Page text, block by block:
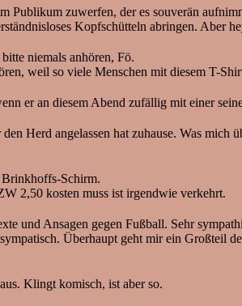
zuwerfen, der es souverän
Kopfschütteln abringen. Aber
niemals anhören, Fö.
weil so viele Menschen mit diesem T-
er an diesem Abend zufällig mit einer
Herd angelassen hat zuhause. Was
Schirm.
2,50 kosten muss ist irgendwie verkehrt.
und Ansagen gegen Fußball. Sehr
Überhaupt geht mir ein Großteil
Klingt komisch, ist aber so.